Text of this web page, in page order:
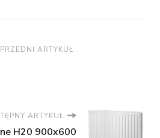
ARTYKUŁ
ARTYKUŁ
H20 900x600